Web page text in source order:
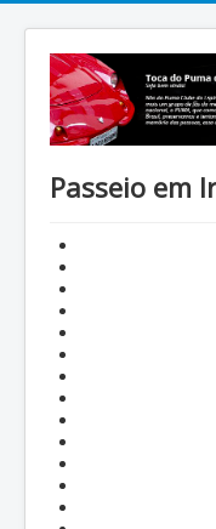
Passeio em